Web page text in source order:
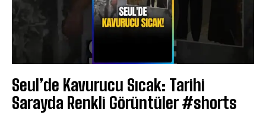
Seul’de Kavurucu Sıcak: Tarihi
Sarayda Renkli Görüntüler #shorts